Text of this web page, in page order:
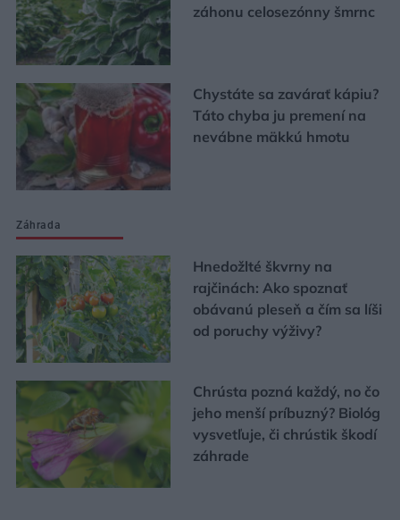
záhonu celosezónny šmrnc
Chystáte sa zavárať kápiu?
Táto chyba ju premení na
nevábne mäkkú hmotu
Záhrada
Hnedožlté škvrny na
rajčinách: Ako spoznať
obávanú pleseň a čím sa líši
od poruchy výživy?
Chrústa pozná každý, no čo
jeho menší príbuzný? Biológ
vysvetľuje, či chrústik škodí
záhrade